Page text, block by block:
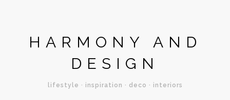
HARMONY AND
DESIGN
lifestyle · inspiration · deco · interiors